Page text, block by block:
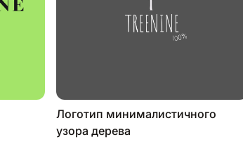
Логотип минималистичного
узора дерева